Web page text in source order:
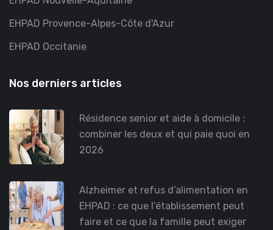
EHPAD Provence-Alpes-Côte d'Azur
EHPAD Occitanie
Nos derniers articles
Résidence senior et aide à domicile :
combiner les deux et qui paie quoi en
2026
Alzheimer et refus d’alimentation en
EHPAD : ce que l’établissement peut
faire et ce que la famille peut exiger